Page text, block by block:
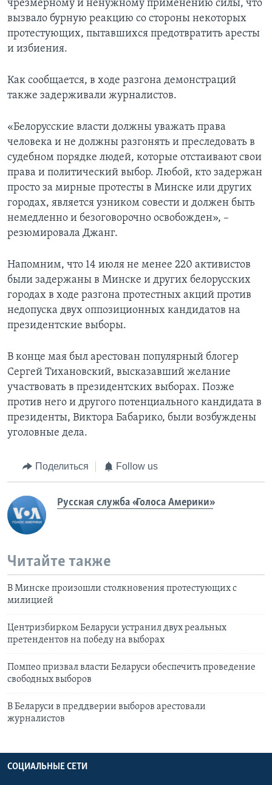
чрезмерному и ненужному применению силы, что
вызвало бурную реакцию со стороны некоторых
протестующих, пытавшихся предотвратить аресты
и избиения.
Как сообщается, в ходе разгона демонстраций
также задерживали журналистов.
«Белорусские власти должны уважать права
человека и не должны разгонять и преследовать в
судебном порядке людей, которые отстаивают свои
права и политический выбор. Любой, кто задержан
просто за мирные протесты в Минске или других
городах, является узником совести и должен быть
немедленно и безоговорочно освобожден», –
резюмировала Джанг.
Напомним, что 14 июля не менее 220 активистов
были задержаны в Минске и других белорусских
городах в ходе разгона протестных акций против
недопуска двух оппозиционных кандидатов на
президентские выборы.
В конце мая был арестован популярный блогер
Сергей Тихановский, высказавший желание
участвовать в президентских выборах. Позже
против него и другого потенциального кандидата в
президенты, Виктора Бабарико, были возбуждены
уголовные дела.
Поделиться Follow us
Русская служба «Голоса Америки»
Читайте также
В Минске произошли столкновения протестующих с
милицией
Центризбирком Беларуси устранил двух реальных
претендентов на победу на выборах
Помпео призвал власти Беларуси обеспечить проведение
свободных выборов
В Беларуси в преддверии выборов арестовали
журналистов
СОЦИАЛЬНЫЕ СЕТИ